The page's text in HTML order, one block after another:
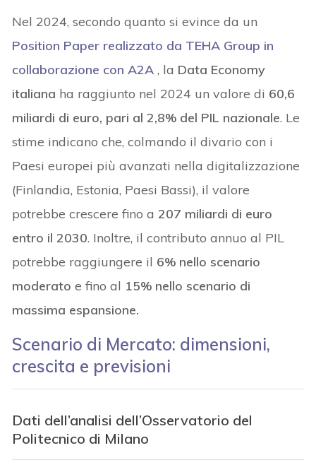
Nel 2024, secondo quanto si evince da un
Position Paper realizzato da TEHA Group in
collaborazione con A2A , la Data Economy
italiana ha raggiunto nel 2024 un valore di 60,6
miliardi di euro, pari al 2,8% del PIL nazionale. Le
stime indicano che, colmando il divario con i
Paesi europei più avanzati nella digitalizzazione
(Finlandia, Estonia, Paesi Bassi), il valore
potrebbe crescere fino a207 miliardi di euro
entro il 2030. Inoltre, il contributo annuo al PIL
potrebbe raggiungere il 6% nello scenario
moderato e fino al 15% nello scenario di
massima espansione.
Scenario di Mercato: dimensioni,
crescita e previsioni
Dati dell’analisi dell’Osservatorio del
Politecnico di Milano